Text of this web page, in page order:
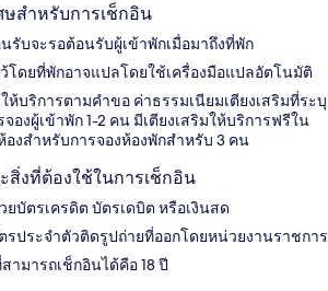
สำหรับการเช็กอิน
รับจะรอต้อนรับผู้เข้าพักเมื่อมาถึงที่พัก
โดยที่พักอาจแปลโดยใช้เครื่องมือแปลอัตโนมัติ
ให้บริการตามคำขอ ค่าธรรมเนียมเตียงเสริมที่ระบุ
องผู้เข้าพัก 1-2 คน มีเตียงเสริมให้บริการฟรีใน
องสำหรับการจองห้องพักสำหรับ 3 คน
งที่ต้องใช้ในการเช็กอิน
ยบัตรเครดิต บัตรเดบิต หรือเงินสด
รประจำตัวติดรูปถ่ายที่ออกโดยหน่วยงานราชการ
ามารถเช็กอินได้คือ 18 ปี